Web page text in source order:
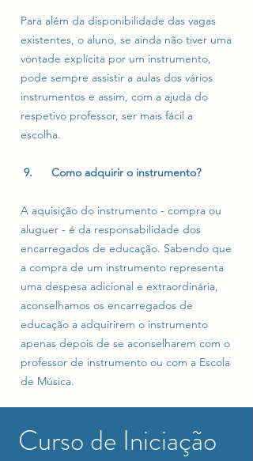
Para além da disponibilidade das vagas
existentes, o aluno, se ainda não tiver uma
vontade explícita por um instrumento,
pode sempre assistir a aulas dos vários
instrumentos e assim, com a ajuda do
respetivo professor, ser mais fácil a
escolha.
9. Como adquirir o instrumento?
A aquisição do instrumento - compra ou
aluguer - é da responsabilidade dos
encarregados de educação. Sabendo que
a compra de um instrumento representa
uma despesa adicional e extraordinária,
aconselhamos os encarregados de
educação a adquirirem o instrumento
apenas depois de se aconselharem com o
professor de instrumento ou com a Escola
de Música.
Curso de Iniciação